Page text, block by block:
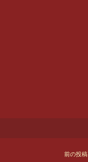
前の投稿